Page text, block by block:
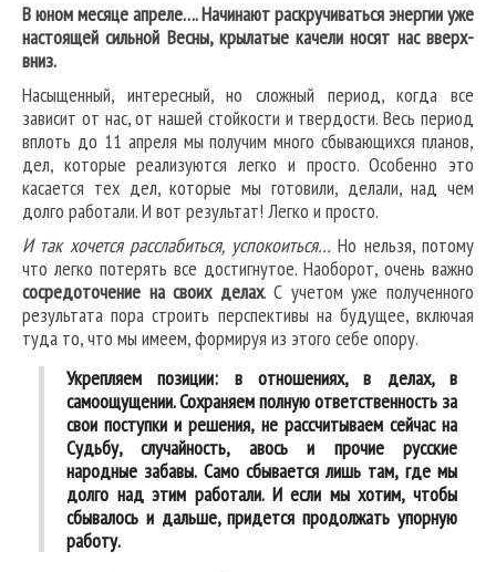
В юном месяце апреле…. Начинают раскручиваться энергии уже
настоящей сильной Весны, крылатые качели носят нас вверх-
вниз.
Насыщенный, интересный, но сложный период, когда все
зависит от нас, от нашей стойкости и твердости. Весь период
вплоть до 11 апреля мы получим много сбывающихся планов,
дел, которые реализуются легко и просто. Особенно это
касается тех дел, которые мы готовили, делали, над чем
долго работали. И вот результат! Легко и просто.
И так хочется расслабиться, успокоиться… Но нельзя, потому
что легко потерять все достигнутое. Наоборот, очень важно
сосредоточение на своих делах. С учетом уже полученного
результата пора строить перспективы на будущее, включая
туда то, что мы имеем, формируя из этого себе опору.
Укрепляем позиции: в отношениях, в делах, в
самоощущении. Сохраняем полную ответственность за
свои поступки и решения, не рассчитываем сейчас на
Судьбу, случайность, авось и прочие русские
народные забавы. Само сбывается лишь там, где мы
долго над этим работали. И если мы хотим, чтобы
сбывалось и дальше, придется продолжать упорную
работу.